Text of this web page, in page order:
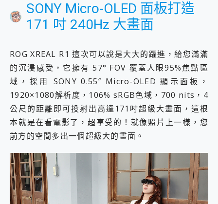
SONY Micro-OLED 面板打造
171 吋 240Hz 大畫面
ROG XREAL R1 這次可以說是大大的躍進，給您滿滿
的沉浸感受，它擁有 57° FOV 覆蓋人眼95%焦點區
域，採用 SONY 0.55″ Micro-OLED 顯示面板，
1920×1080解析度，106% sRGB色域，700 nits，4
公尺的距離即可投射出高達171吋超級大畫面，這根
本就是在看電影了，超享受的！就像照片上一樣，您
前方的空間多出一個超級大的畫面。